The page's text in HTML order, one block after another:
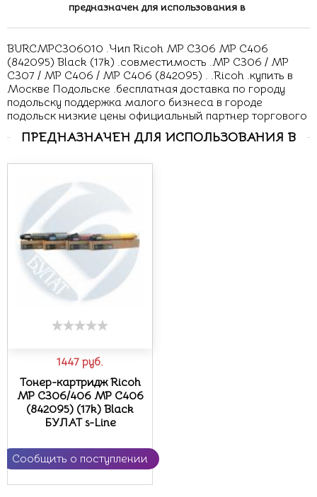
предназначен для использования в
BURCMPC306010 .Чип Ricoh MP C306 MP C406
(842095) Black (17k) .совместимость .MP C306 / MP
C307 / MP C406 / MP C406 (842095) . .Ricoh .купить в
Москве Подольске .бесплатная доставка по городу
подольску поддержка малого бизнеса в городе
подольск низкие цены официальный партнер торгового
ПРЕДНАЗНАЧЕН ДЛЯ ИСПОЛЬЗОВАНИЯ В
1447 руб.
Тонер-картридж Ricoh
MP C306/406 MP C406
(842095) (17k) Black
БУЛАТ s-Line
Сообщить о поступлении